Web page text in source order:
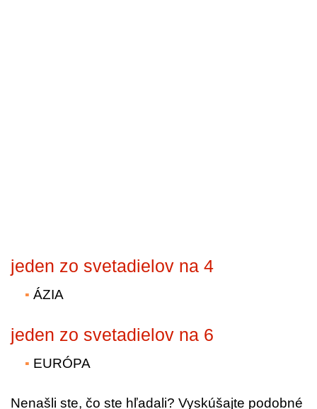
jeden zo svetadielov na 4
ÁZIA
jeden zo svetadielov na 6
EURÓPA
Nenašli ste, čo ste hľadali? Vyskúšajte podobné